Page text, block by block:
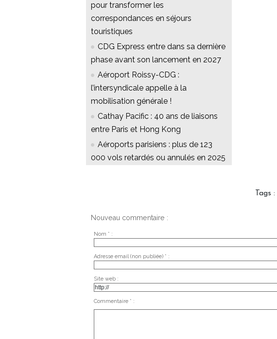
pour transformer les
correspondances en séjours
touristiques
CDG Express entre dans sa dernière
phase avant son lancement en 2027
Aéroport Roissy-CDG :
l’intersyndicale appelle à la
mobilisation générale !
Cathay Pacific : 40 ans de liaisons
entre Paris et Hong Kong
Aéroports parisiens : plus de 123
000 vols retardés ou annulés en 2025
Tags :
Nouveau commentaire :
Nom * :
Adresse email (non publiée) * :
Site web :
Commentaire * :